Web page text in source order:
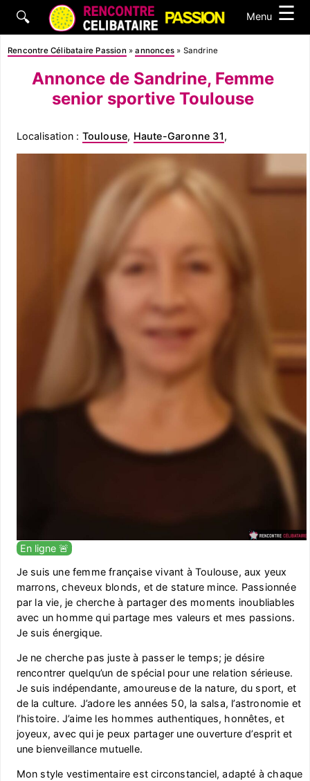
🔍 Menu ☰
Rencontre Célibataire Passion »annonces » Sandrine
Annonce de Sandrine, Femme
senior sportive Toulouse
Localisation : Toulouse, Haute-Garonne 31,
En ligne 🚨
Je suis une femme française vivant à Toulouse, aux yeux
marrons, cheveux blonds, et de stature mince. Passionnée
par la vie, je cherche à partager des moments inoubliables
avec un homme qui partage mes valeurs et mes passions.
Je suis énergique.
Je ne cherche pas juste à passer le temps; je désire
rencontrer quelqu’un de spécial pour une relation sérieuse.
Je suis indépendante, amoureuse de la nature, du sport, et
de la culture. J’adore les années 50, la salsa, l’astronomie et
l’histoire. J’aime les hommes authentiques, honnêtes, et
joyeux, avec qui je peux partager une ouverture d’esprit et
une bienveillance mutuelle.
Mon style vestimentaire est circonstanciel, adapté à chaque